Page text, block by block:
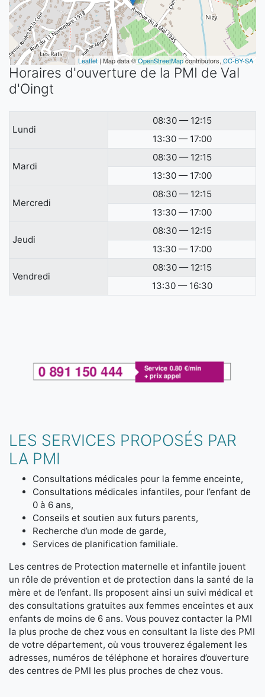
Leaflet | Map data ©OpenStreetMapcontributors, CC-BY-SA
Horaires d'ouverture de la PMI de Val
d'Oingt
Lundi
08:30 — 12:15
13:30 — 17:00
Mardi
08:30 — 12:15
13:30 — 17:00
Mercredi
08:30 — 12:15
13:30 — 17:00
Jeudi
08:30 — 12:15
13:30 — 17:00
Vendredi
08:30 — 12:15
13:30 — 16:30
LES SERVICES PROPOSÉS PAR
LA PMI
Consultations médicales pour la femme enceinte,
Consultations médicales infantiles, pour l’enfant de
0 à 6 ans,
Conseils et soutien aux futurs parents,
Recherche d’un mode de garde,
Services de planification familiale.
Les centres de Protection maternelle et infantile jouent
un rôle de prévention et de protection dans la santé de la
mère et de l’enfant. Ils proposent ainsi un suivi médical et
des consultations gratuites aux femmes enceintes et aux
enfants de moins de 6 ans. Vous pouvez contacter la PMI
la plus proche de chez vous en consultant la liste des PMI
de votre département, où vous trouverez également les
adresses, numéros de téléphone et horaires d’ouverture
des centres de PMI les plus proches de chez vous.